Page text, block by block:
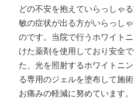
どの不安を抱えていらっしゃ
敏の症状が出る方がいらっし
のです。当院で行うホワイト
けた薬剤を使用しており安全
た、光を照射するホワイトニ
る専用のジェルを塗布して施
お痛みの軽減に努めています。